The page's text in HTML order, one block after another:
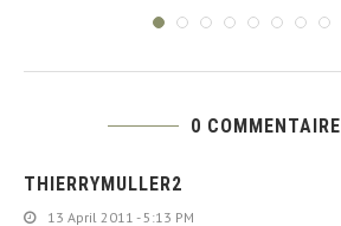
0 COMMENTAIRE
THIERRYMULLER2
13 April 2011 - 5:13 PM